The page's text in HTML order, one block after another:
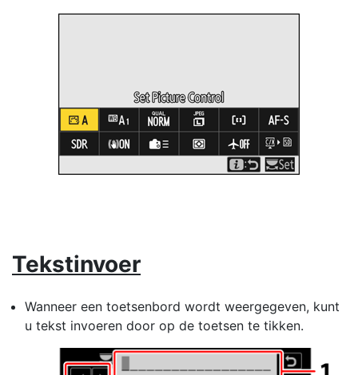
Tekstinvoer
Wanneer een toetsenbord wordt weergegeven, kunt
u tekst invoeren door op de toetsen te tikken.